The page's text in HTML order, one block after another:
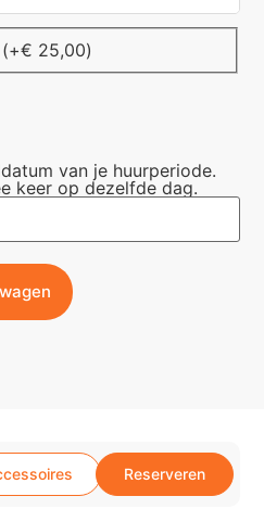
(+€ 25,00)
van je huurperiode.
keer op dezelfde dag.
Reserveren